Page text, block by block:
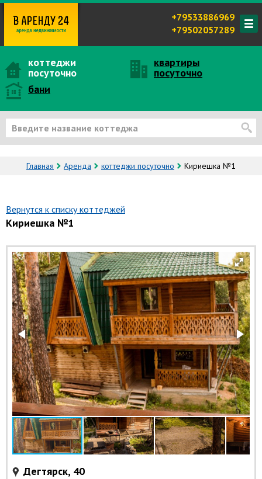
+79533886969
+79502057289
коттеджи
посуточно
квартиры
посуточно
бани
Главная Аренда коттеджи посуточно Кириешка №1
Вернутся к списку коттеджей
Кириешка №1
Дегтярск, 40